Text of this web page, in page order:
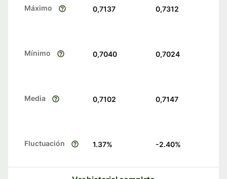
Máximo 0,7137 0,7312
Mínimo 0,7040 0,7024
Media 0,7102 0,7147
Fluctuación 1.37% -2.40%